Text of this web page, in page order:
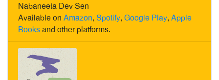
Nabaneeta Dev Sen
Available on Amazon, Spotify, Google Play, Apple
Booksand other platforms.